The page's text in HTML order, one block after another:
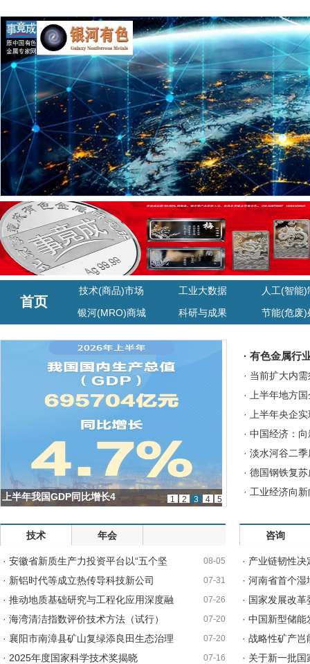
首页
技术(商品)市场 工业大数据
人工(智能)
银河(MRO)商城
科研与成果 节能(危废)
1 2 3 4 5
上半年我国GDP同比增长4
· 有色金属行
· 当前扩大内
· 上半年地方
· 上半年央企
· 中国经济：
· 淡水河谷二
· 德国钢铁复
· 工业经济向
技术 年会
· 安徽省新质生产力投资平台以“五个坚 08-05
· 新铝时代等成立热传导科技新公司 07-31
· 推动地质基础研究与工程化应用深度融 07-26
· 海湾清洁指数评价技术方法（试行） 07-20
· 襄阳市南漳县矿山复绿添良田生态治理 07-20
· 2025年度国家科学技术奖揭晓 07-16
咨询
· 产业链韧性
· 河南省首个
· 国家发展改
· 中国新型储
· 战略性矿产
· 关于新一批